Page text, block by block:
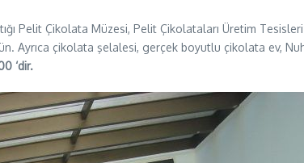
Pelit Çikolata Müzesi, Pelit Çikolataları Üretim
Ayrıca çikolata şelalesi, gerçek boyutlu çikolata ev,
‘dir.